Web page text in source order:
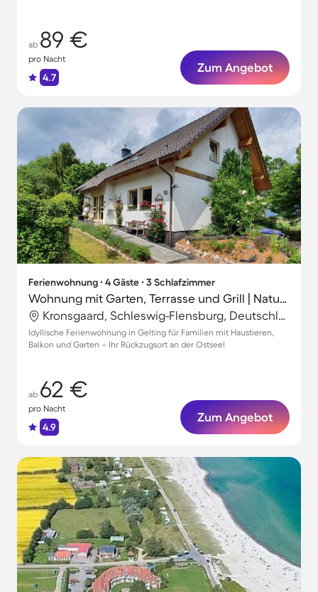
ab 89 €
pro Nacht
4.7
Zum Angebot
Ferienwohnung ∙ 4 Gäste ∙ 3 Schlafzimmer
Wohnung mit Garten, Terrasse und Grill | Naturblick
Kronsgaard, Schleswig-Flensburg, Deutschland
Idyllische Ferienwohnung in Gelting für Familien mit Haustieren,
Balkon und Garten – Ihr Rückzugsort an der Ostsee!
ab 62 €
pro Nacht
4.9
Zum Angebot